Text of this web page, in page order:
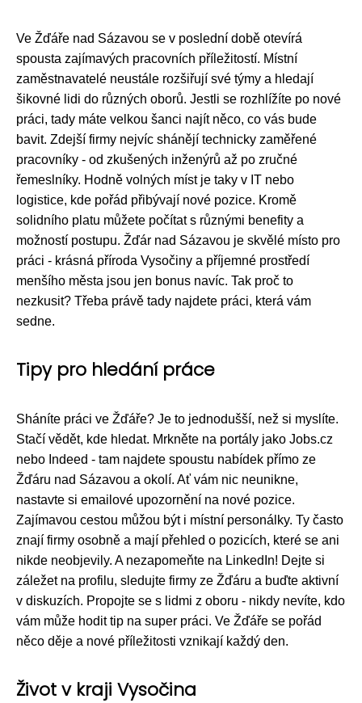
Ve Žďáře nad Sázavou se v poslední době otevírá
spousta zajímavých pracovních příležitostí. Místní
zaměstnavatelé neustále rozšiřují své týmy a hledají
šikovné lidi do různých oborů. Jestli se rozhlížíte po nové
práci, tady máte velkou šanci najít něco, co vás bude
bavit. Zdejší firmy nejvíc shánějí technicky zaměřené
pracovníky - od zkušených inženýrů až po zručné
řemeslníky. Hodně volných míst je taky v IT nebo
logistice, kde pořád přibývají nové pozice. Kromě
solidního platu můžete počítat s různými benefity a
možností postupu. Žďár nad Sázavou je skvělé místo pro
práci - krásná příroda Vysočiny a příjemné prostředí
menšího města jsou jen bonus navíc. Tak proč to
nezkusit? Třeba právě tady najdete práci, která vám
sedne.
Tipy pro hledání práce
Sháníte práci ve Žďáře? Je to jednodušší, než si myslíte.
Stačí vědět, kde hledat. Mrkněte na portály jako Jobs.cz
nebo Indeed - tam najdete spoustu nabídek přímo ze
Žďáru nad Sázavou a okolí. Ať vám nic neunikne,
nastavte si emailové upozornění na nové pozice.
Zajímavou cestou můžou být i místní personálky. Ty často
znají firmy osobně a mají přehled o pozicích, které se ani
nikde neobjevily. A nezapomeňte na LinkedIn! Dejte si
záležet na profilu, sledujte firmy ze Žďáru a buďte aktivní
v diskuzích. Propojte se s lidmi z oboru - nikdy nevíte, kdo
vám může hodit tip na super práci. Ve Žďáře se pořád
něco děje a nové příležitosti vznikají každý den.
Život v kraji Vysočina